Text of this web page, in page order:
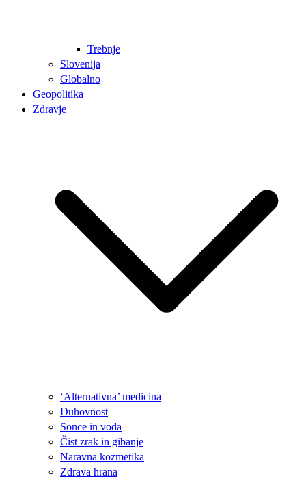
Trebnje
Slovenija
Globalno
Geopolitika
Zdravje
‘Alternativna’ medicina
Duhovnost
Sonce in voda
Čist zrak in gibanje
Naravna kozmetika
Zdrava hrana